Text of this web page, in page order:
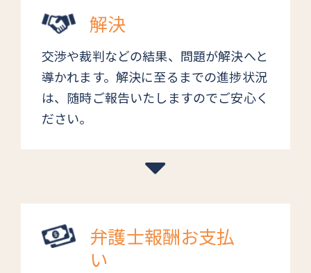
解決
交渉や裁判などの結果、問題が解決へと
導かれます。解決に至るまでの進捗状況
は、随時ご報告いたしますのでご安心く
ださい。
弁護士報酬お支払
い